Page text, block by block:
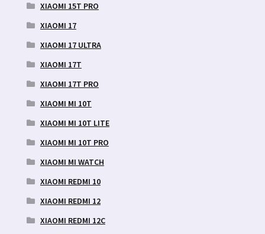
XIAOMI 15T PRO
XIAOMI 17
XIAOMI 17 ULTRA
XIAOMI 17T
XIAOMI 17T PRO
XIAOMI MI 10T
XIAOMI MI 10T LITE
XIAOMI MI 10T PRO
XIAOMI MI WATCH
XIAOMI REDMI 10
XIAOMI REDMI 12
XIAOMI REDMI 12C